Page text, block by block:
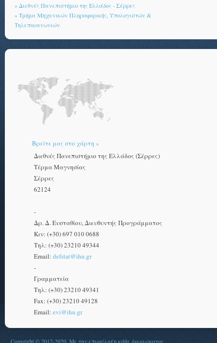
» Διεθνές Πανεπιστήμιο της Ελλάδος - Σέρρες
» Τμήμα Μηχανικών Πληροφορικής, Υπολογιστών &
Τηλεπικοινωνιών
Βρείτε μας στο χάρτη »
Διεθνές Πανεπιστήμιο της Ελλάδος (Σέρρες)
Τέρμα Μαγνησίας
Σέρρες
62124
-
Δρ. Δ. Ευσταθίου, Διευθυντής Προγράμματος
Κιν: (+30) 697 010 0688
Τηλ: (+30) 23210 49344
Email: defstat@ihu.gr
-
Γραμματεία
Τηλ: (+30) 23210 49341
Fax: (+30) 23210 49128
Email: evi@ihu.gr
Copyright © 2012-2020. Με την επιφύλαξη κάθε δικαιώματος